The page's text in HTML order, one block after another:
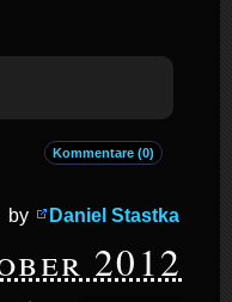
Kommentare (0)
by Daniel Stastka
2012